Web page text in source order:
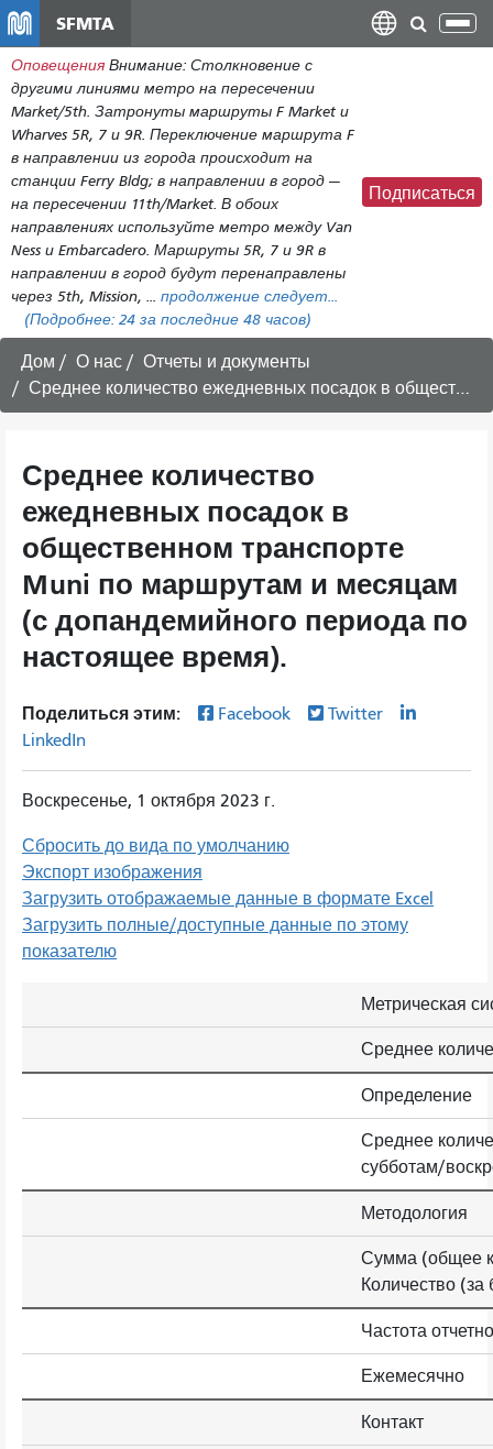
общему
содержанию
SFMTA
Оповещения Внимание: Столкновение с
другими линиями метро на пересечении
Market/5th. Затронуты маршруты F Market и
Wharves 5R, 7 и 9R. Переключение маршрута F
в направлении из города происходит на
станции Ferry Bldg; в направлении в город —
на пересечении 11th/Market. В обоих
направлениях используйте метро между Van
Ness и Embarcadero. Маршруты 5R, 7 и 9R в
направлении в город будут перенаправлены
через 5th, Mission, ... продолжение следует...
(Подробнее: 24 за последние 48 часов)
Подписаться
Дом О нас
Отчеты и документы
Среднее количество ежедневных посадок в общественном транспорте Muni по маршрутам и месяцам (с допандемийного периода по настоящее время).
Среднее количество
ежедневных посадок в
общественном транспорте
Muni по маршрутам и месяцам
(с допандемийного периода по
настоящее время).
Поделиться этим: Facebook
Twitter
LinkedIn
Воскресенье, 1 октября 2023 г.
Сбросить до вида по умолчанию
Экспорт изображения
Загрузить отображаемые данные в формате Excel
Загрузить полные/доступные данные по этому
показателю
Метрическая
Среднее
Определение
Среднее
субботам/
Методология
Сумма (общее
Количество
Частота
Ежемесячно
Контакт